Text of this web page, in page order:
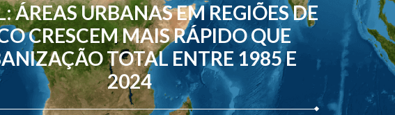
ÁREAS URBANAS EM REGIÕES DE
CRESCEM MAIS RÁPIDO QUE
TOTAL ENTRE 1985 E
2024